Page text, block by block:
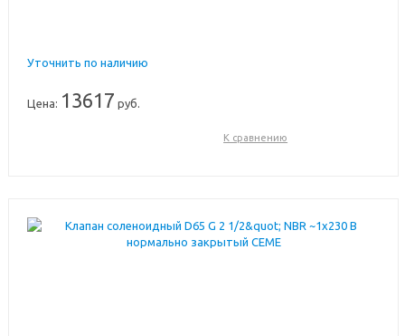
Уточнить по наличию
Цена: 13617 руб.
К сравнению